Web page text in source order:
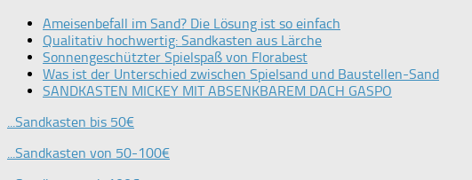
Ameisenbefall im Sand? Die Lösung ist so einfach
Qualitativ hochwertig: Sandkasten aus Lärche
Sonnengeschützter Spielspaß von Florabest
Was ist der Unterschied zwischen Spielsand und Baustellen-Sand
SANDKASTEN MICKEY MIT ABSENKBAREM DACH GASPO
...Sandkasten bis 50€
...Sandkasten von 50-100€